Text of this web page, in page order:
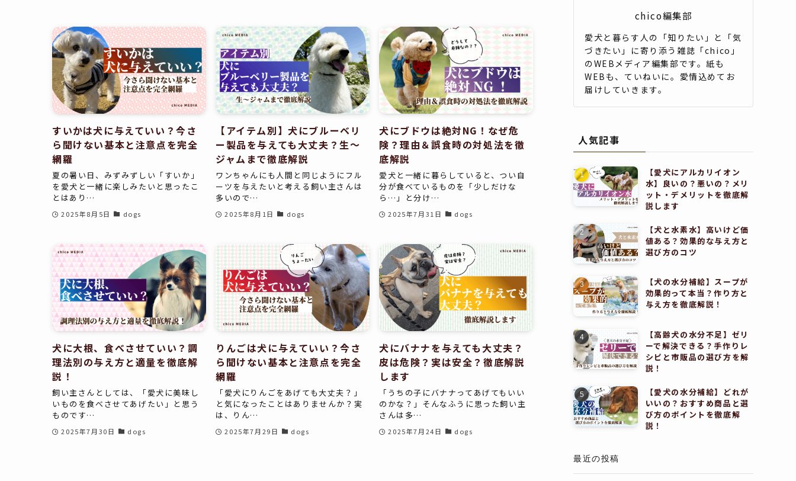
すいかは犬に与えていい？今さ
ら聞けない基本と注意点を完全
網羅
夏の暑い日、みずみずしい「すいか」
を愛犬と一緒に楽しみたいと思ったこ
とはあり…
2025年8月5日 dogs
【アイテム別】犬にブルーベリ
ー製品を与えても大丈夫？生〜
ジャムまで徹底解説
ワンちゃんにも人間と同じようにフル
ーツを与えたいと考える飼い主さんは
多いので…
2025年8月1日 dogs
犬にブドウは絶対NG！なぜ危
険？理由＆誤食時の対処法を徹
底解説
愛犬と一緒に暮らしていると、つい自
分が食べているものを「少しだけな
ら…」と分け…
2025年7月31日 dogs
犬に大根、食べさせていい？調
理法別の与え方と適量を徹底解
説！
飼い主さんとしては、「愛犬に美味し
いものを食べさせてあげたい」と思う
ものです…
2025年7月30日 dogs
りんごは犬に与えていい？今さ
ら聞けない基本と注意点を完全
網羅
「愛犬にりんごをあげても大丈夫？」
と気になったことはありませんか？実
は、りん…
2025年7月29日 dogs
犬にバナナを与えても大丈夫？
皮は危険？実は安全？徹底解説
します
「うちの子にバナナってあげてもいい
のかな？」そんなふうに思った飼い主
さんは多…
2025年7月24日 dogs
chico編集部
愛犬と暮らす人の「知りたい」と「気
づきたい」に寄り添う雑誌「chico」
のWEBメディア編集部です。紙も
WEBも、ていねいに。愛情込めてお
届けしていきます。
人気記事
【愛犬にアルカリイオン
水】良いの？悪いの？メリ
ット・デメリットを徹底解
説します
【犬と水素水】高いけど価
値ある？効果的な与え方と
選び方のコツ
【犬の水分補給】スープが
効果的って本当？作り方と
与え方を徹底解説！
【高齢犬の水分不足】ゼリ
ーで解決できる？手作りレ
シピと市販品の選び方を解
説！
【愛犬の水分補給】どれが
いいの？おすすめ商品と選
び方のポイントを徹底解
説！
最近の投稿